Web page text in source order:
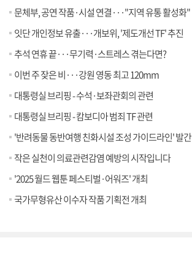
문체부, 공연 작품·시설 연결···"지역 유통 활성화"
잇단 개인정보 유출···개보위, '제도개선 TF' 추진
추석 연휴 끝···무기력·스트레스 겪는다면?
이번 주 잦은 비···강원 영동 최고 120mm
대통령실 브리핑 - 수석·보좌관회의 관련
대통령실 브리핑 - 캄보디아 범죄 TF 관련
'반려동물 동반여행 친화시설 조성 가이드라인' 발간
작은 실천이 의료관련감염 예방의 시작입니다
'2025 월드 웹툰 페스티벌·어워즈' 개최
국가무형유산 이수자 작품 기획전 개최